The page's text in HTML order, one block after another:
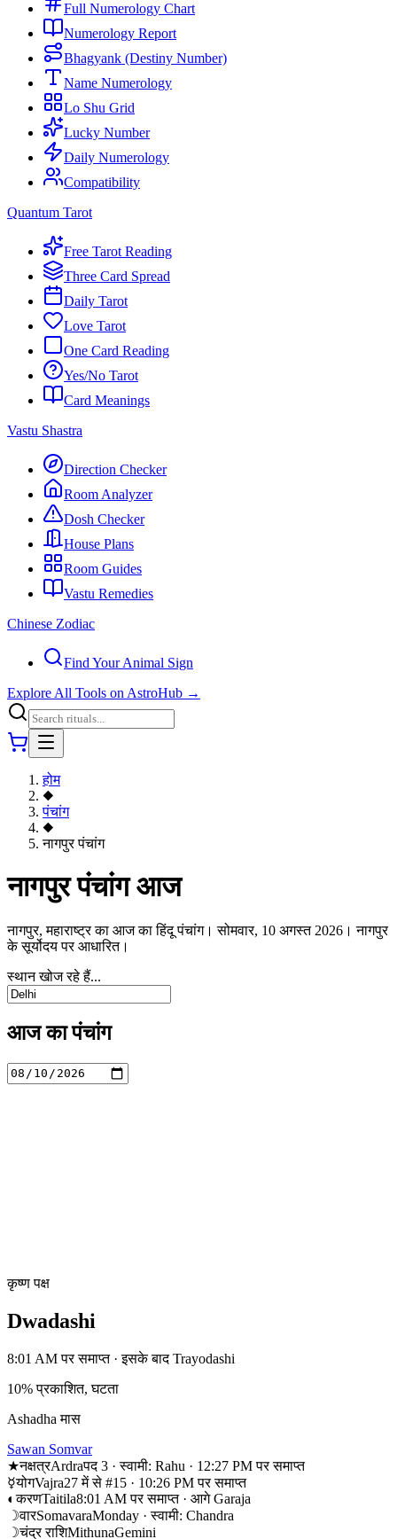
Full Numerology Chart
Numerology Report
Bhagyank (Destiny Number)
Name Numerology
Lo Shu Grid
Lucky Number
Daily Numerology
Compatibility
Quantum Tarot
Free Tarot Reading
Three Card Spread
Daily Tarot
Love Tarot
One Card Reading
Yes/No Tarot
Card Meanings
Vastu Shastra
Direction Checker
Room Analyzer
Dosh Checker
House Plans
Room Guides
Vastu Remedies
Chinese Zodiac
Find Your Animal Sign
Explore All Tools on AstroHub →
होम
◆
पंचांग
◆
नागपुर पंचांग
नागपुर पंचांग आज
नागपुर, महाराष्ट्र का आज का हिंदू पंचांग। सोमवार, 10 अगस्त 2026। नागपुर
के सूर्योदय पर आधारित।
स्थान खोज रहे हैं...
आज का पंचांग
कृष्ण पक्ष
Dwadashi
8:01 AM पर समाप्त · इसके बाद Trayodashi
10% प्रकाशित, घटता
Ashadha मास
Sawan Somvar
★नक्षत्रArdraपद 3 · स्वामी: Rahu · 12:27 PM पर समाप्त
☿योगVajra27 में से #15 · 10:26 PM पर समाप्त
◐करणTaitila8:01 AM पर समाप्त · आगे Garaja
☽वारSomavaraMonday · स्वामी: Chandra
☽चंद्र राशिMithunaGemini